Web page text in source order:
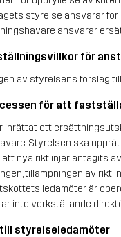
styrelse ansvarar
ansvarar
för
av styrelsens förslag
för att
inrättat ett
Styrelsen ska
att nya riktlinjer antagits
tillämpningen av
ledamöter är
inte verkställande
styrelseledamöter